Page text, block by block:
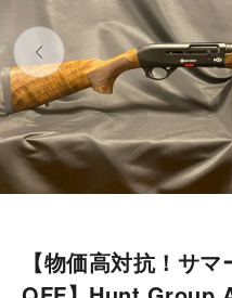
【物価高対抗！サ